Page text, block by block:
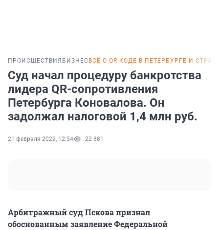
ПРОИСШЕСТВИЯ БИЗНЕС ВСЁ О QR-КОДЕ В ПЕТЕРБУРГЕ И
Суд начал процедуру банкротства
лидера QR-сопротивления
Петербурга Коновалова. Он
задолжал налоговой 1,4 млн руб.
21 февраля 2022, 12:54 22 881
Арбитражный суд Пскова признал
обоснованным заявление Федеральной